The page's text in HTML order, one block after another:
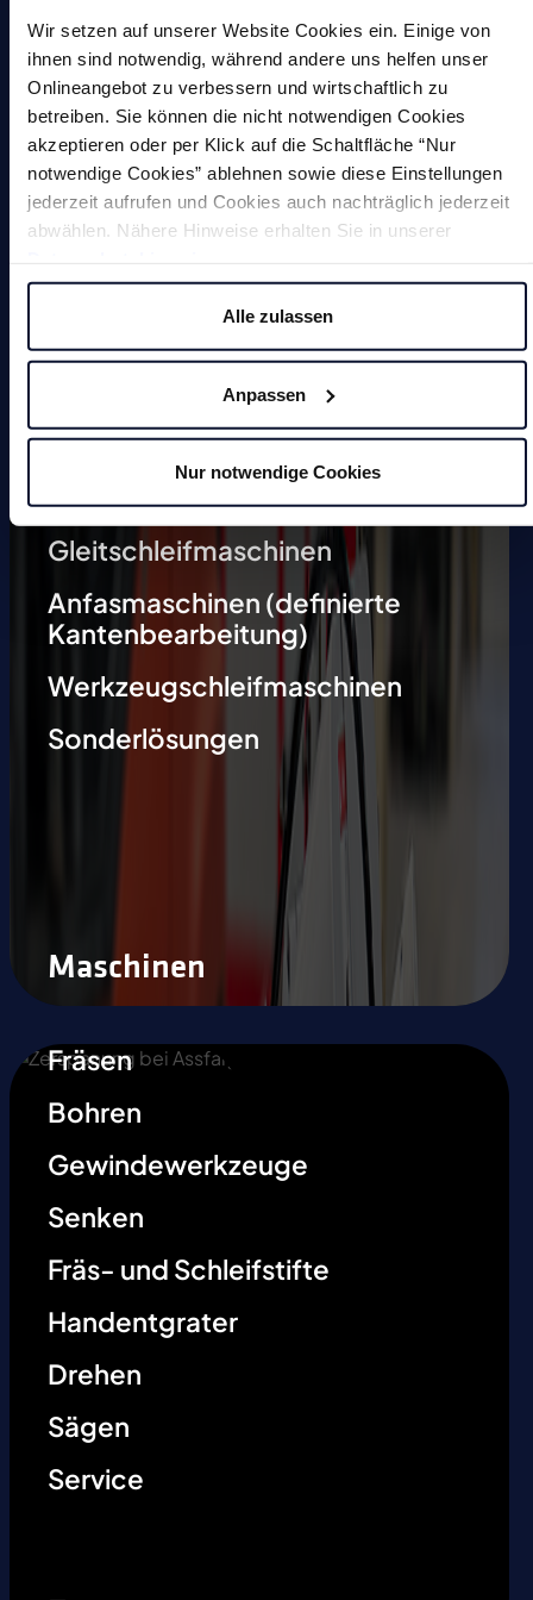
Wir setzen auf unserer Website Cookies ein. Einige von
ihnen sind notwendig, während andere uns helfen unser
Onlineangebot zu verbessern und wirtschaftlich zu
betreiben. Sie können die nicht notwendigen Cookies
akzeptieren oder per Klick auf die Schaltfläche “Nur
notwendige Cookies” ablehnen sowie diese Einstellungen
jederzeit aufrufen und Cookies auch nachträglich jederzeit
abwählen. Nähere Hinweise erhalten Sie in unserer
Alle zulassen
Anpassen
Nur notwendige Cookies
Magnetische Werkzeuge
Kleinmagnete
Sonderlösungen
Entgratmaschinen (undefinierte
Kantenbearbeitung)
Durchlaufentgratmaschine
Gleitschleifmaschinen
Anfasmaschinen (definierte
Kantenbearbeitung)
Werkzeugschleifmaschinen
Sonderlösungen
Maschinen
Fräsen
Bohren
Gewindewerkzeuge
Senken
Fräs- und Schleifstifte
Handentgrater
Drehen
Sägen
Service